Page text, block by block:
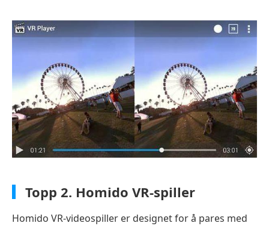
Topp 2. Homido VR-spiller
Homido VR-videospiller er designet for å pares med